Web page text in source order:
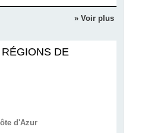
» Voir plus
DE
d'Azur